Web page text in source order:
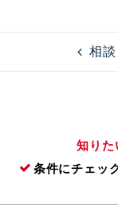
相
知りた
条件にチェッ